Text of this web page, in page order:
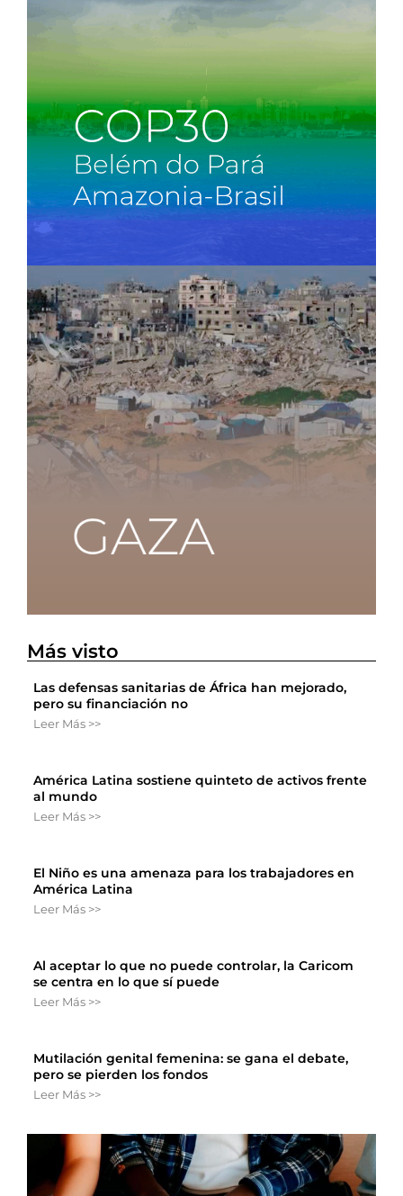
Más visto
Las defensas sanitarias de África han mejorado,
pero su financiación no
Leer Más >>
América Latina sostiene quinteto de activos frente
al mundo
Leer Más >>
El Niño es una amenaza para los trabajadores en
América Latina
Leer Más >>
Al aceptar lo que no puede controlar, la Caricom
se centra en lo que sí puede
Leer Más >>
Mutilación genital femenina: se gana el debate,
pero se pierden los fondos
Leer Más >>